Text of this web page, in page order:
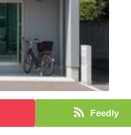
Feedly